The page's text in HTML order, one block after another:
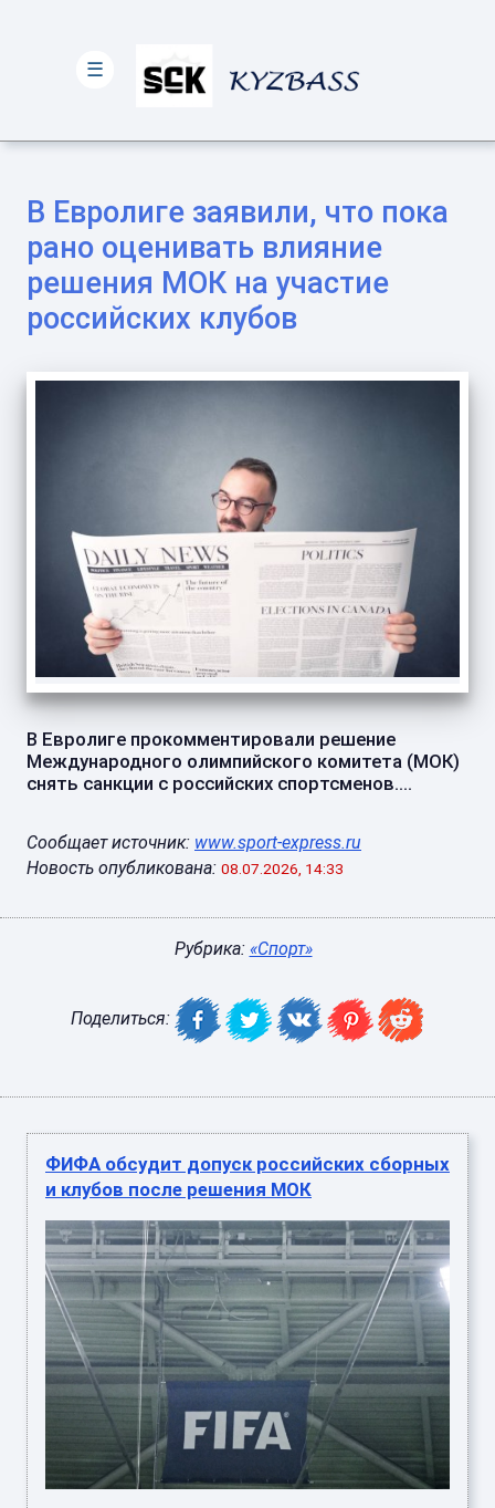
В Евролиге заявили, что пока
рано оценивать влияние
решения МОК на участие
российских клубов
В Евролиге прокомментировали решение
Международного олимпийского комитета (МОК)
снять санкции с российских спортсменов....
Сообщает источник: www.sport-express.ru
Новость опубликована: 08.07.2026, 14:33
Рубрика: «Спорт»
Поделиться:
ФИФА обсудит допуск российских сборных
и клубов после решения МОК
☰